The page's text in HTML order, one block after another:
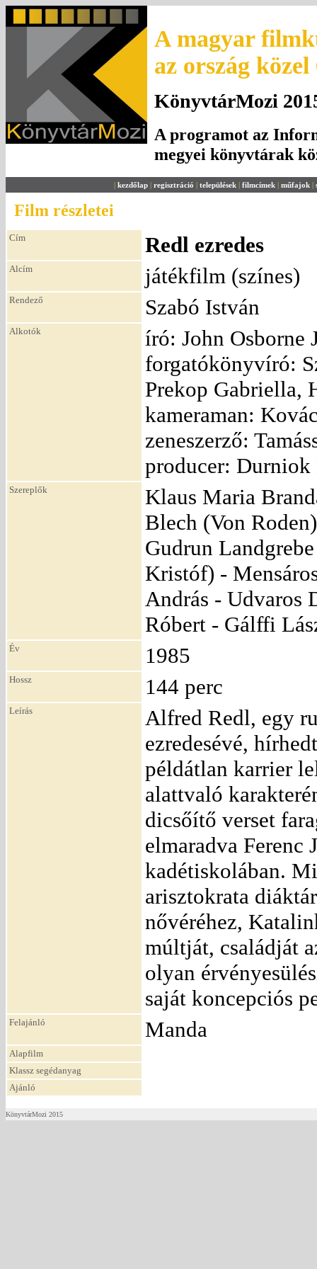
A magyar
az ország
KönyvtárMozi
A programot az
megyei könyvtárak
| kezdőlap | regisztráció | települések | filmcímek | műfajok |
Film részletei
Cím Redl ezredes
Alcím játékfilm (színes)
Rendező Szabó István
Alkotók
író: John Osborne
forgatókönyvíró:
Prekop Gabriella,
kameraman:
zeneszerző:
producer: Durniok
Szereplők
Klaus Maria
Blech (Von
Gudrun
Kristóf) -
András - Udvaros
Róbert - Gálffi
Év 1985
Hossz 144 perc
Leírás
Alfred Redl, egy
ezredesévé,
példátlan karrier
alattvaló
dicsőítő verset
elmaradva Ferenc
kadétiskolában.
arisztokrata
nővéréhez,
múltját, családját
olyan
saját koncepciós
Felajánló Manda
Alapfilm
Klassz segédanyag
Ajánló
KönyvtárMozi 2015